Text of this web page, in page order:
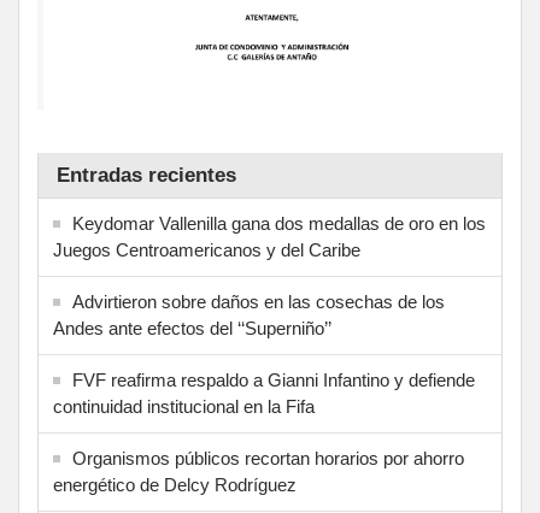
Entradas recientes
Keydomar Vallenilla gana dos medallas de oro en los
Juegos Centroamericanos y del Caribe
Advirtieron sobre daños en las cosechas de los
Andes ante efectos del ‘‘Superniño’’
FVF reafirma respaldo a Gianni Infantino y defiende
continuidad institucional en la Fifa
Organismos públicos recortan horarios por ahorro
energético de Delcy Rodríguez